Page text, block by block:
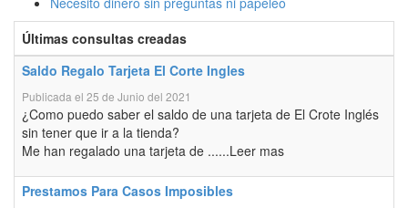
Últimas consultas creadas
Saldo Regalo Tarjeta El Corte Ingles
Publicada el 25 de Junio del 2021
¿Como puedo saber el saldo de una tarjeta de El Crote Inglés
sin tener que ir a la tienda?
Me han regalado una tarjeta de ......Leer mas
Prestamos Para Casos Imposibles